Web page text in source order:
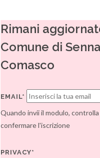
Rimani
Comune di Senna
Comasco
EMAIL*
Quando invii il modulo,
confermare l'iscrizione
PRIVACY*